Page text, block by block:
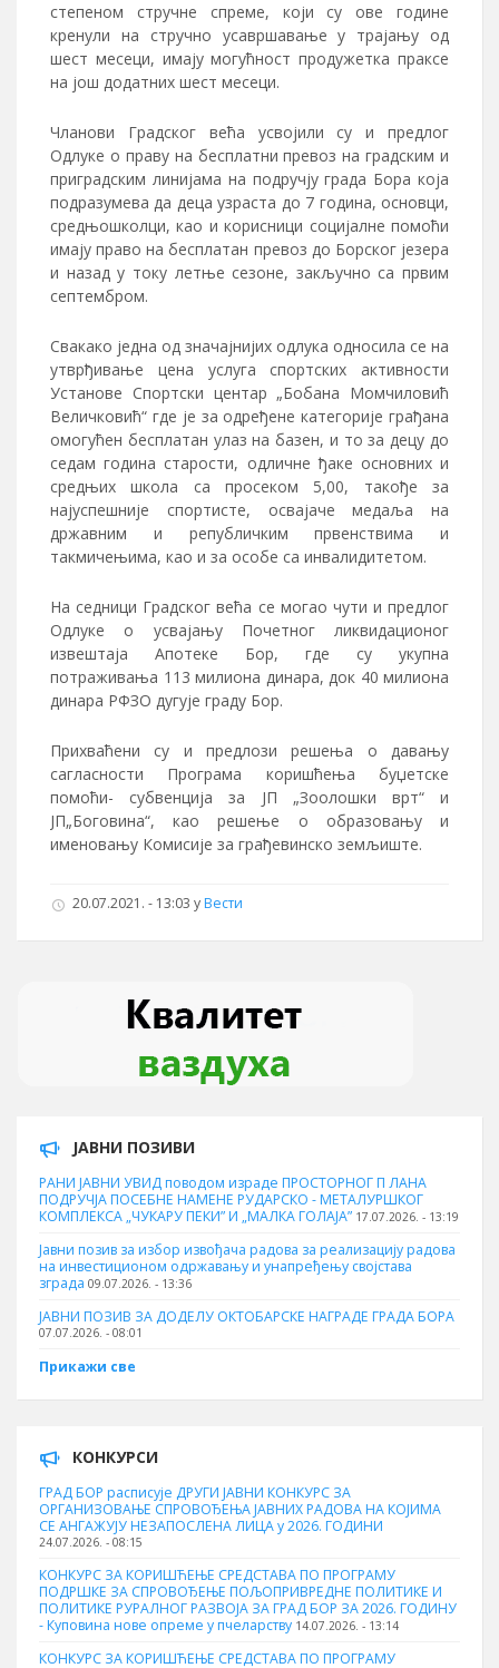
степеном стручне спреме, који су ове године
кренули на стручно усавршавање у трајању од
шест месеци, имају могућност продужетка праксе
на још додатних шест месеци.
Чланови Градског већа усвојили су и предлог
Одлуке о праву на бесплатни превоз на градским и
приградским линијама на подручју града Бора која
подразумева да деца узраста до 7 година, основци,
средњошколци, као и корисници социјалне помоћи
имају право на бесплатан превоз до Борског језера
и назад у току летње сезоне, закључно са првим
септембром.
Свакако једна од значајнијих одлука односила се на
утврђивање цена услуга спортских активности
Установе Спортски центар „Бобана Момчиловић
Величковић“ где је за одређене категорије грађана
омогућен бесплатан улаз на базен, и то за децу до
седам година старости, одличне ђаке основних и
средњих школа са просеком 5,00, такође за
најуспешније спортисте, освајаче медаља на
државним и републичким првенствима и
такмичењима, као и за особе са инвалидитетом.
На седници Градског већа се могао чути и предлог
Одлуке о усвајању Почетног ликвидационог
извештаја Апотеке Бор, где су укупна
потраживања 113 милиона динара, док 40 милиона
динара РФЗО дугује граду Бор.
Прихваћени су и предлози решења о давању
сагласности Програма коришћења буџетске
помоћи- субвенција за ЈП „Зоолошки врт“ и
ЈП„Боговина“, као решење о образовању и
именовању Комисије за грађевинско земљиште.
20.07.2021. - 13:03 уВести
ЈАВНИ ПОЗИВИ
РАНИ ЈАВНИ УВИД поводом израде ПРОСТОРНОГ П ЛАНА
ПОДРУЧЈА ПОСЕБНЕ НАМЕНЕ РУДАРСКО - МЕТАЛУРШКОГ
КОМПЛЕКСА „ЧУКАРУ ПЕКИ” И „МАЛКА ГОЛАЈА” 17.07.2026. - 13:19
Јавни позив за избор извођача радова за реализацију радова
на инвестиционом одржавању и унапређењу својстава
зграда 09.07.2026. - 13:36
ЈАВНИ ПОЗИВ ЗА ДОДЕЛУ ОКТOБАРСКЕ НАГРАДЕ ГРАДА БОРА
07.07.2026. - 08:01
Прикажи све
КОНКУРСИ
ГРАД БОР расписује ДРУГИ ЈАВНИ КОНКУРС ЗА
ОРГАНИЗОВАЊЕ СПРОВОЂЕЊА ЈАВНИХ РАДОВА НА КОЈИМА
СЕ АНГАЖУЈУ НЕЗАПОСЛЕНА ЛИЦА у 2026. ГОДИНИ
24.07.2026. - 08:15
КОНКУРС ЗА КОРИШЋЕЊЕ СРЕДСТАВА ПО ПРОГРАМУ
ПОДРШКЕ ЗА СПРОВОЂЕЊЕ ПОЉОПРИВРЕДНЕ ПОЛИТИКЕ И
ПОЛИТИКЕ РУРАЛНОГ РАЗВОЈА ЗА ГРАД БОР ЗА 2026. ГОДИНУ
- Куповина нове опреме у пчеларству 14.07.2026. - 13:14
КОНКУРС ЗА КОРИШЋЕЊЕ СРЕДСТАВА ПО ПРОГРАМУ